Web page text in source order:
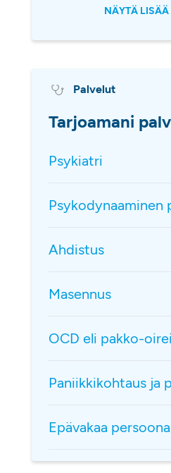
NÄYTÄ
Palvelut
Tarjoamani
Psykiatri
Psykodynaaminen
Ahdistus
Masennus
OCD eli pakko-
Paniikkikohtaus ja
Epävakaa